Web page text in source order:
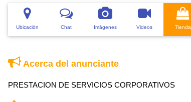
Ubicación Chat Imágenes Videos Tienda
Acerca del anunciante
PRESTACION DE SERVICIOS CORPORATIVOS